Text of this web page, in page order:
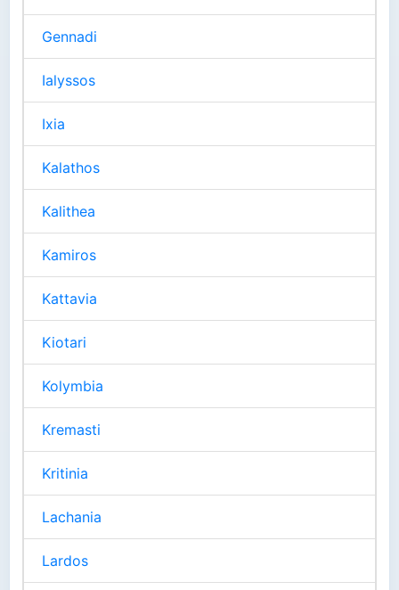
Gennadi
Ialyssos
Ixia
Kalathos
Kalithea
Kamiros
Kattavia
Kiotari
Kolymbia
Kremasti
Kritinia
Lachania
Lardos